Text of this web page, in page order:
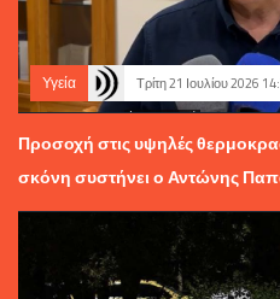
Υγεία Τρίτη 21 Ιουλίου 2026
Προσοχή στις υψηλές
σκόνη συστήνει ο Αντώνης